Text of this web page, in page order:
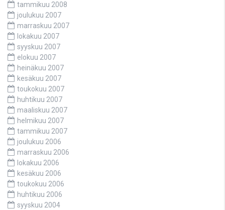
tammikuu 2008
joulukuu 2007
marraskuu 2007
lokakuu 2007
syyskuu 2007
elokuu 2007
heinäkuu 2007
kesäkuu 2007
toukokuu 2007
huhtikuu 2007
maaliskuu 2007
helmikuu 2007
tammikuu 2007
joulukuu 2006
marraskuu 2006
lokakuu 2006
kesäkuu 2006
toukokuu 2006
huhtikuu 2006
syyskuu 2004